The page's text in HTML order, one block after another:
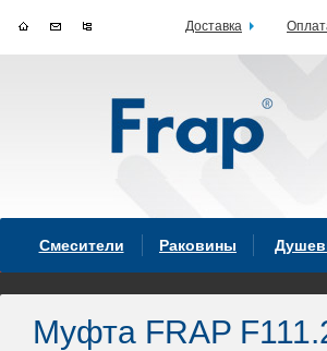
Смесители Раковины
Муфта FRAP
Доставка